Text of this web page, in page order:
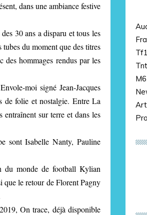
dans une ambiance festive
30 ans a disparu et tous les
tubes du moment que des titres
des hommages rendus par les
moi signé Jean-Jacques
de folie et nostalgie. Entre La
sur terre et dans les
sont Isabelle Nanty, Pauline
du monde de football Kylian
que le retour de Florent Pagny
On trace, déjà disponible
Tf1
Tnt
M6